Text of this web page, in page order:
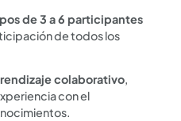
de 3 a 6 participantes
de todos los
colaborativo,
con el